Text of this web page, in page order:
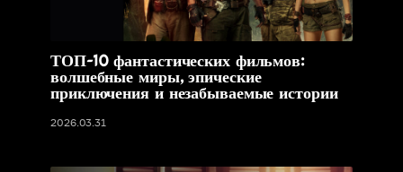
ТОП-10 фантастических фильмов:
волшебные миры, эпические
приключения и незабываемые истории
2026.03.31